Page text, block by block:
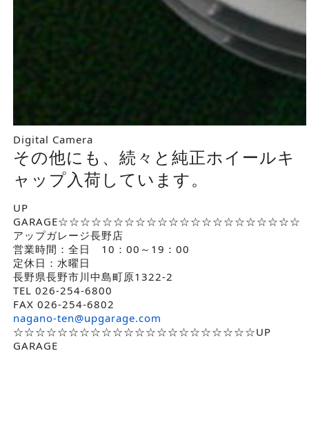
Digital Camera
その他にも、続々と純正ホイールキ
ャップ入荷しています。
UP
GARAGE☆☆☆☆☆☆☆☆☆☆☆☆☆☆☆☆☆☆☆☆☆☆
アップガレージ長野店
営業時間：全日 10：00～19：00
定休日：水曜日
長野県長野市川中島町原1322-2
TEL 026-254-6800
FAX 026-254-6802
nagano-ten@upgarage.com
☆☆☆☆☆☆☆☆☆☆☆☆☆☆☆☆☆☆☆☆☆☆UP
GARAGE